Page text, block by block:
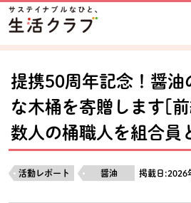
ページの先頭です。
本文へジャンプする。
ここからサイト内共通メニューです
サイト内共通メニューをスキップす
サイト内共通メニューここまで。
提携50周年記念！醤油
な木桶を寄贈します[
数人の桶職人を組合員
活動レポート 醤油 掲載日:2026